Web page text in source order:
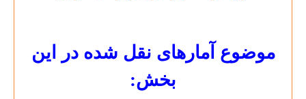
موضوع آمارهای نقل شده در این
بخش: